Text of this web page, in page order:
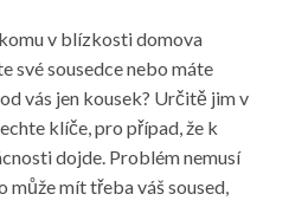
v blízkosti domova
své sousedce nebo máte
vás jen kousek? Určitě jim v
klíče, pro případ, že k
dojde. Problém nemusí
může mít třeba váš soused,